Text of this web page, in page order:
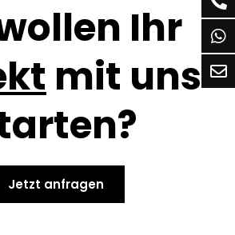
Ihr
mit uns
Jetzt anfragen